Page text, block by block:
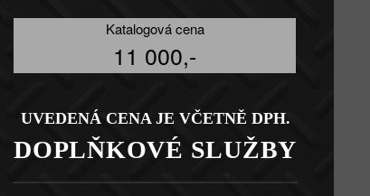
Katalogová cena
11 000,-
UVEDENÁ CENA JE VČETNĚ DPH.
DOPLŇKOVÉ SLUŽBY